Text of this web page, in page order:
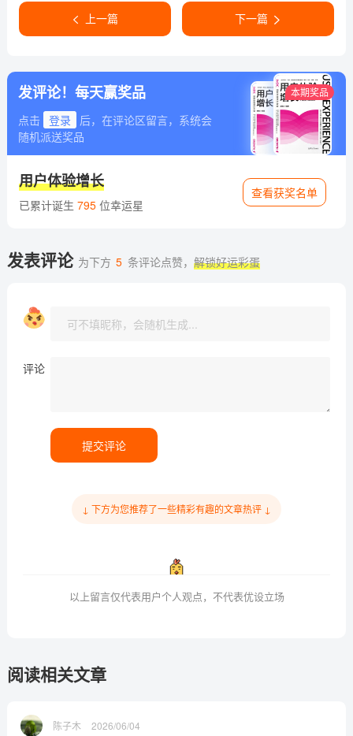
上一篇 下一篇
发评论！每天赢奖品
点击 登录
后，在评论区留言，系统会
随机派送奖品
本期奖品
用户体验增长
已累计诞生 795位幸运星
查看获奖名单
发表评论 为下方 5 条评论点赞，解锁好运彩蛋
评论
提交评论
↓ 下方为您推荐了一些精彩有趣的文章热评 ↓
以上留言仅代表用户个人观点，不代表优设立场
阅读相关文章
陈子木 2026/06/04